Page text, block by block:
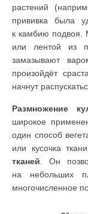
растений
прививка была
к камбию подвоя.
или лентой из
замазывают
произойдёт
начнут
Размножение
широкое
один способ
или кусочка
тканей . Он
на небольших
многочисленное